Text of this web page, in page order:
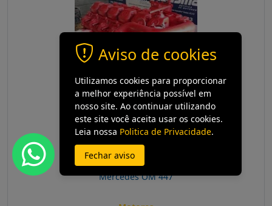
Mercedes OM 447
Aviso de cookies
Utilizamos cookies para proporcionar
a melhor experiência possível em
nosso site. Ao continuar utilizando
este site você aceita usar os cookies.
Leia nossa Politica de Privacidade.
Fechar aviso